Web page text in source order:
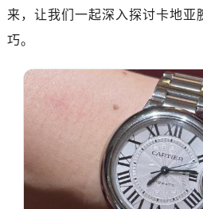
来，让我们一起深入探讨卡地亚
巧。